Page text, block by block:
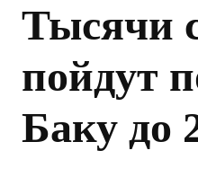
Тысячи
пойдут
Баку до